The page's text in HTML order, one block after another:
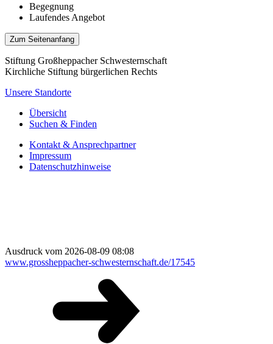
Begegnung
Laufendes Angebot
Zum Seitenanfang
Stiftung Großheppacher Schwesternschaft
Kirchliche Stiftung bürgerlichen Rechts
Unsere Standorte
Übersicht
Suchen & Finden
Kontakt & Ansprechpartner
Impressum
Datenschutzhinweise
Ausdruck vom 2026-08-09 08:08
www.grossheppacher-schwesternschaft.de/17545